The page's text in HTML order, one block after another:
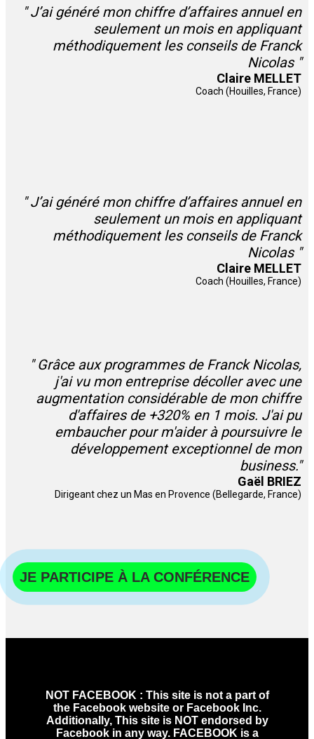
" J’ai généré mon chiffre d’affaires annuel en
seulement un mois en appliquant
méthodiquement les conseils de Franck
Nicolas "
Claire MELLET
Coach (Houilles, France)
" J’ai généré mon chiffre d’affaires annuel en
seulement un mois en appliquant
méthodiquement les conseils de Franck
Nicolas "
Claire MELLET
Coach (Houilles, France)
" Grâce aux programmes de Franck Nicolas,
j'ai vu mon entreprise décoller avec une
augmentation considérable de mon chiffre
d'affaires de +320% en 1 mois. J'ai pu
embaucher pour m'aider à poursuivre le
développement exceptionnel de mon
business."
Gaël BRIEZ
Dirigeant chez un Mas en Provence (Bellegarde, France)
JE PARTICIPE À LA CONFÉRENCE
NOT FACEBOOK : This site is not a part of
the Facebook website or Facebook Inc.
Additionally, This site is NOT endorsed by
Facebook in any way. FACEBOOK is a